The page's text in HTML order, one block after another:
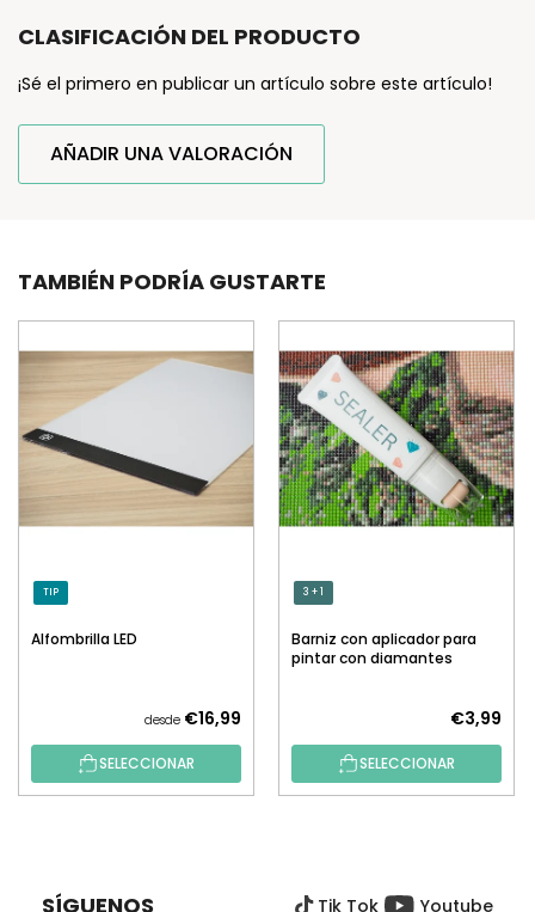
CLASIFICACIÓN DEL PRODUCTO
¡Sé el primero en publicar un artículo sobre este artículo!
AÑADIR UNA VALORACIÓN
TAMBIÉN PODRÍA GUSTARTE
TIP
Alfombrilla LED
desde €16,99
SELECCIONAR
3 + 1
Barniz con aplicador para
pintar con diamantes
€3,99
SELECCIONAR
SÍGUENOS Tik Tok Youtube